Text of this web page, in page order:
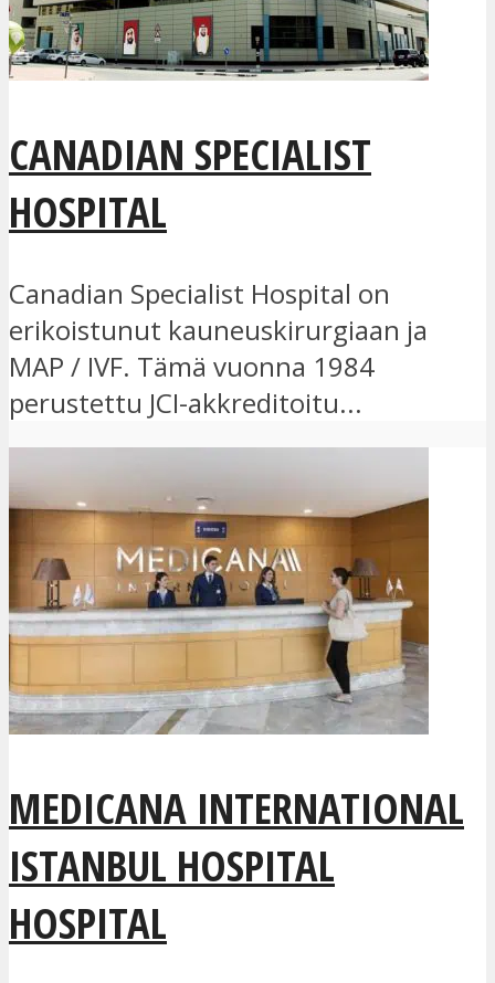
CANADIAN SPECIALIST
HOSPITAL
Canadian Specialist Hospital on
erikoistunut kauneuskirurgiaan ja
MAP / IVF. Tämä vuonna 1984
perustettu JCI-akkreditoitu...
MEDICANA INTERNATIONAL
ISTANBUL HOSPITAL
HOSPITAL